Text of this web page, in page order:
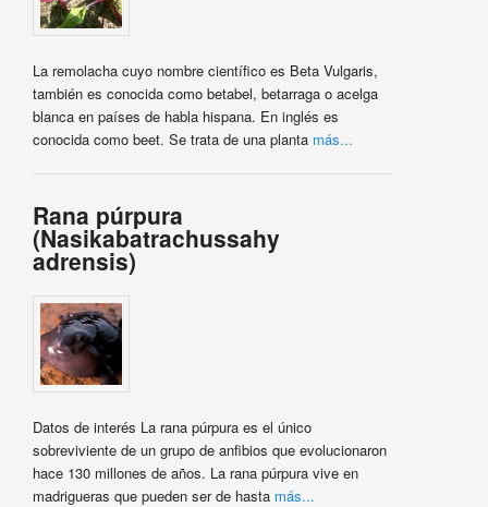
La remolacha cuyo nombre científico es Beta Vulgaris,
también es conocida como betabel, betarraga o acelga
blanca en países de habla hispana. En inglés es
conocida como beet. Se trata de una planta más...
Rana púrpura
(Nasikabatrachussahy
adrensis)
Datos de interés La rana púrpura es el único
sobreviviente de un grupo de anfibios que evolucionaron
hace 130 millones de años. La rana púrpura vive en
madrigueras que pueden ser de hasta más...